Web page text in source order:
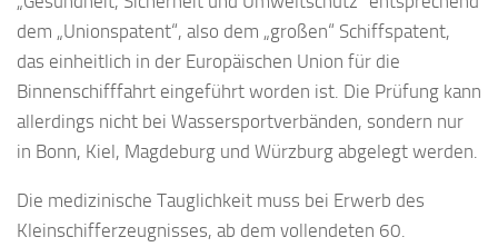
dem „Unionspatent“, also dem „großen“ Schiffspatent,
das einheitlich in der Europäischen Union für die
Binnenschifffahrt eingeführt worden ist. Die Prüfung kann
allerdings nicht bei Wassersportverbänden, sondern nur
in Bonn, Kiel, Magdeburg und Würzburg abgelegt werden.
Die medizinische Tauglichkeit muss bei Erwerb des
Kleinschifferzeugnisses, ab dem vollendeten 60.